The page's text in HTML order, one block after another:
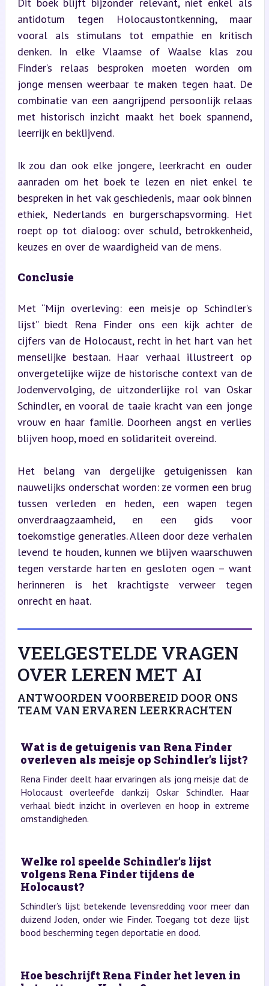
antidotum tegen Holocaustontkenning, maar
vooral als stimulans tot empathie en kritisch
denken. In elke Vlaamse of Waalse klas zou
Finder’s relaas besproken moeten worden om
jonge mensen weerbaar te maken tegen haat. De
combinatie van een aangrijpend persoonlijk relaas
met historisch inzicht maakt het boek spannend,
leerrijk en beklijvend.
Ik zou dan ook elke jongere, leerkracht en ouder
aanraden om het boek te lezen en niet enkel te
bespreken in het vak geschiedenis, maar ook binnen
ethiek, Nederlands en burgerschapsvorming. Het
roept op tot dialoog: over schuld, betrokkenheid,
keuzes en over de waardigheid van de mens.
Conclusie
Met “Mijn overleving: een meisje op Schindler’s
lijst” biedt Rena Finder ons een kijk achter de
cijfers van de Holocaust, recht in het hart van het
menselijke bestaan. Haar verhaal illustreert op
onvergetelijke wijze de historische context van de
Jodenvervolging, de uitzonderlijke rol van Oskar
Schindler, en vooral de taaie kracht van een jonge
vrouw en haar familie. Doorheen angst en verlies
blijven hoop, moed en solidariteit overeind.
Het belang van dergelijke getuigenissen kan
nauwelijks onderschat worden: ze vormen een brug
tussen verleden en heden, een wapen tegen
onverdraagzaamheid, en een gids voor
toekomstige generaties. Alleen door deze verhalen
levend te houden, kunnen we blijven waarschuwen
tegen verstarde harten en gesloten ogen – want
herinneren is het krachtigste verweer tegen
onrecht en haat.
VEELGESTELDE VRAGEN
OVER LEREN MET AI
ANTWOORDEN VOORBEREID DOOR ONS
TEAM VAN ERVAREN LEERKRACHTEN
Wat is de getuigenis van Rena Finder
overleven als meisje op Schindler’s lijst?
Rena Finder deelt haar ervaringen als jong meisje dat de
Holocaust overleefde dankzij Oskar Schindler. Haar
verhaal biedt inzicht in overleven en hoop in extreme
omstandigheden.
Welke rol speelde Schindler’s lijst
volgens Rena Finder tijdens de
Holocaust?
Schindler’s lijst betekende levensredding voor meer dan
duizend Joden, onder wie Finder. Toegang tot deze lijst
bood bescherming tegen deportatie en dood.
Hoe beschrijft Rena Finder het leven in